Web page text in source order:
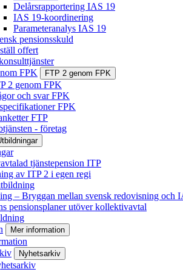
Delårsrapportering IAS 19
IAS 19-koordinering
Parameteranalys IAS 19
pensionsskuld
offert
FPK
FTP 2 genom FPK
2 genom FPK
och svar FPK
FPK
FTP
- företag
tjänstepension ITP
av ITP 2 i egen regi
– Bryggan mellan svensk redovisning och
pensionsplaner utöver kollektivavtal
Mer information
Nyhetsarkiv